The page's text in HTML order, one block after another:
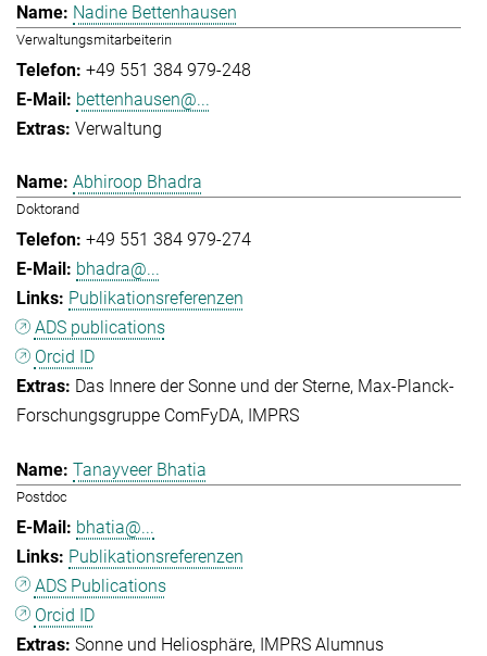
Nadine Bettenhausen
Verwaltungsmitarbeiterin
+49 551 384 979-248
bettenhausen@...
Verwaltung
Abhiroop Bhadra
Doktorand
+49 551 384 979-274
bhadra@...
Publikationsreferenzen
ADS publications
Orcid ID
Das Innere der Sonne und der Sterne Max-Planck-
Forschungsgruppe ComFyDA
IMPRS
Tanayveer Bhatia
Postdoc
bhatia@...
Publikationsreferenzen
ADS Publications
Orcid ID
Sonne und Heliosphäre IMPRS Alumnus